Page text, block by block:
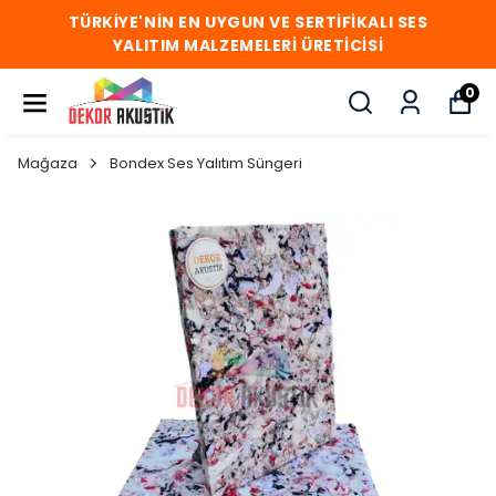
TÜRKİYE'NİN EN UYGUN VE SERTİFİKALI SES
YALITIM MALZEMELERİ ÜRETİCİSİ
0
Mağaza Bondex Ses Yalıtım Süngeri